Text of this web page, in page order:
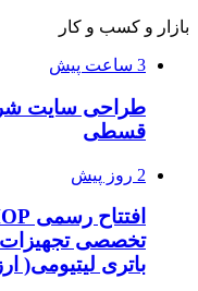
بازار و کسب و کار
3 ساعت پیش
طراحی سایت
قسطی
2 روز پیش
تخصصی تجهیزات
باتری لیتیومی(